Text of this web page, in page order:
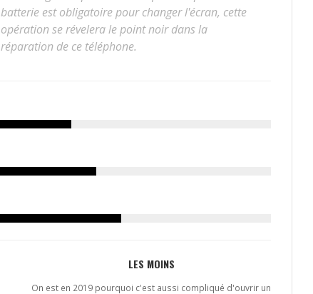
batterie est obligatoire pour changer l'écran, cette
opération se révelera le point noir dans la
réparation de ce téléphone.
LES MOINS
On est en 2019 pourquoi c'est aussi compliqué d'ouvrir un